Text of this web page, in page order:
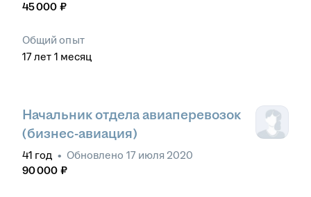
45 000 ₽
Общий опыт
17лет 1 месяц
Начальник отдела авиаперевозок
(бизнес-авиация)
41 год • Обновлено 17 июля 2020
90 000 ₽